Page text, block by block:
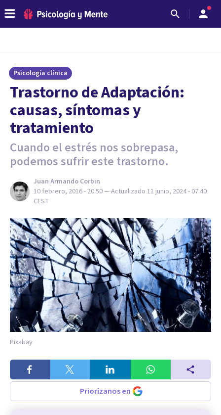
Psicología clínica
​Trastorno de Adaptación:
causas, síntomas y
tratamiento
Cuando el estrés nos sobrepasa,
podemos sufrir este trastorno.
Juan Armando Corbin
10 febrero, 2016 - 20:50— Actualizado 11 junio, 2024 - 07:40
CEST
Pixabay
Priorízanos en